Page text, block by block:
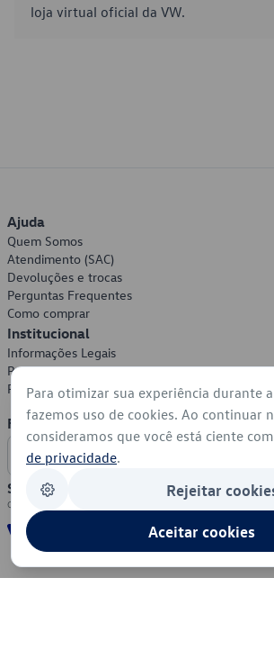
loja virtual oficial da VW.
Ajuda
Quem Somos
Atendimento (SAC)
Devoluções e trocas
Perguntas Frequentes
Como comprar
Institucional
Informações Legais
Política de Privacidade
Política de Cookies
Formas de Pagamento
Segurança
Para otimizar sua experiência durante
fazemos uso de cookies. Ao continuar
consideramos que você está ciente
de privacidade.
Rejeitar
Aceitar cookies